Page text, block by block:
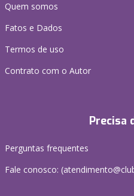
Quem somos
Fatos e Dados
Termos de uso
Contrato com o Autor
Precisa
Perguntas frequentes
Fale conosco: